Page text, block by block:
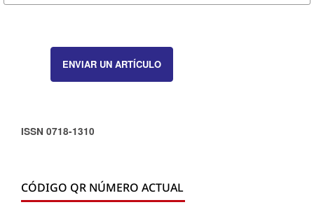
ENVIAR UN ARTÍCULO
ISSN 0718-1310
CÓDIGO QR NÚMERO ACTUAL